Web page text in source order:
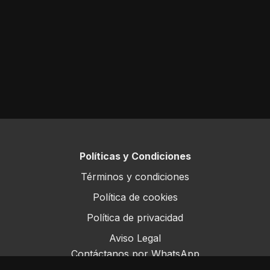
Políticas y Condiciones
Términos y condiciones
Política de cookies
Política de privacidad
Aviso Legal
Contáctanos por WhatsApp